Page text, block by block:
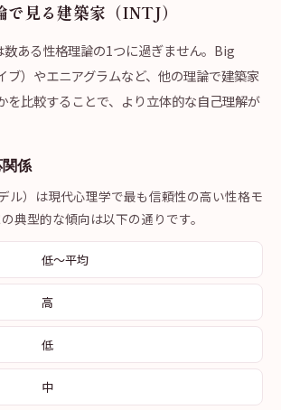
で見る建築家（INTJ）
ある性格理論の1つに過ぎません。Big
ブ）やエニアグラムなど、他の理論で建築家
を比較することで、より立体的な自己理解が
関係
ル）は現代心理学で最も信頼性の高い性格モ
典型的な傾向は以下の通りです。
低〜平均
高
低
中